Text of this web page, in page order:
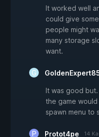
It worked well
could give
people might
many storage
want.
It was good
the game
spawn menu to
Protot4pe 14